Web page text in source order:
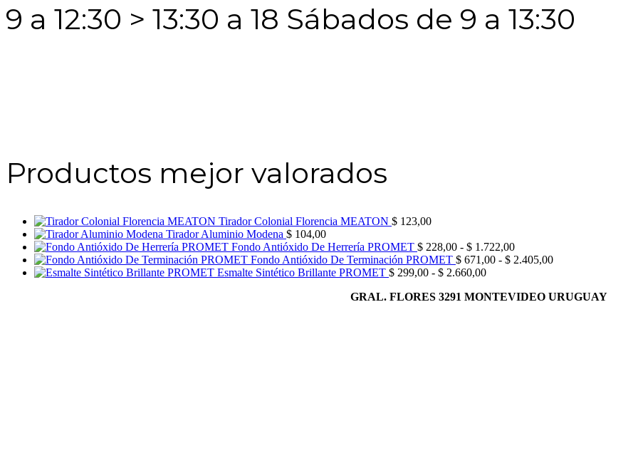
9 a 12:30 > 13:30 a 18 Sábados de 9 a 13:30
Productos mejor valorados
Tirador Colonial Florencia MEATON $ 123,00
Tirador Aluminio Modena $ 104,00
Fondo Antióxido De Herrería PROMET $ 228,00 - $ 1.722,00Rango
de
$ 228,00
Fondo Antióxido De Terminación PROMET $ 671,00 - $ 2.405,00Rango
desde
Esmalte Sintético Brillante PROMET $ 299,00 - $ 2.660,00Rango
precios:
GRAL. FLORES 3291 MONTEVIDEO URUGUAY